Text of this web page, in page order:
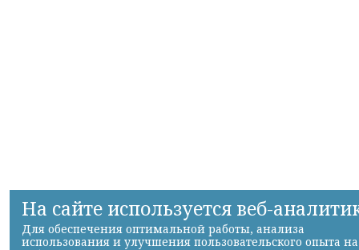
На сайте используется веб-
Для обеспечения оптимальной работы, анализа
использования и улучшения пользовательского опыта на